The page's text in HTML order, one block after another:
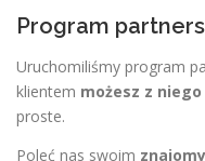
Program
Uruchomiliśmy program
klientem możesz z
proste.
Poleć nas swoim